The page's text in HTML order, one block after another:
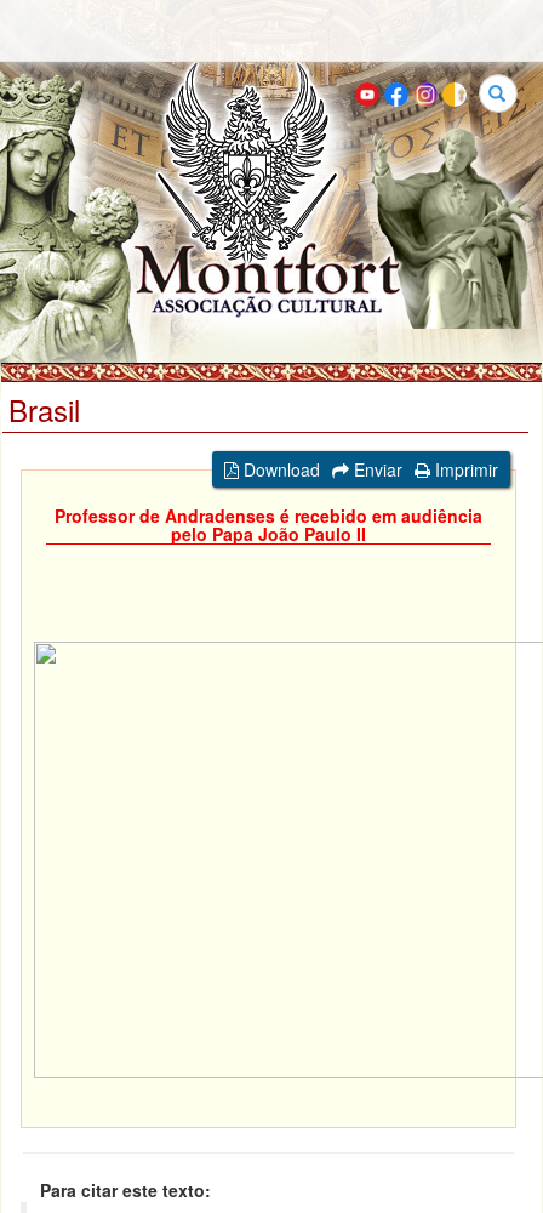
Buscar
Brasil
Download Enviar
Imprimir
Professor de Andradenses é recebido em audiência
pelo Papa João Paulo II
Para citar este texto: